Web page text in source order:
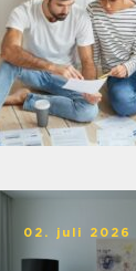
02. juli 2026